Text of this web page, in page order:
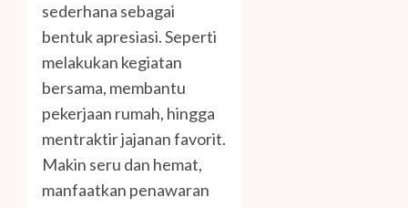
sederhana sebagai
bentuk apresiasi. Seperti
melakukan kegiatan
bersama, membantu
pekerjaan rumah, hingga
mentraktir jajanan favorit.
Makin seru dan hemat,
manfaatkan penawaran